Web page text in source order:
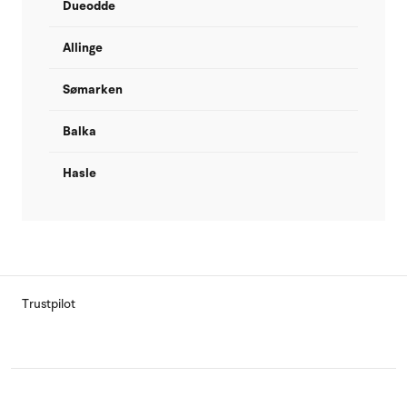
Dueodde
Allinge
Sømarken
Balka
Hasle
Trustpilot